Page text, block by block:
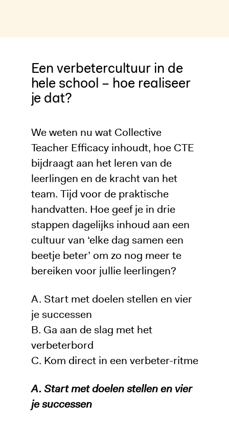
Een verbetercultuur in de
hele school – hoe realiseer
je dat?
We weten nu wat Collective
Teacher Efficacy inhoudt, hoe CTE
bijdraagt aan het leren van de
leerlingen en de kracht van het
team. Tijd voor de praktische
handvatten. Hoe geef je in drie
stappen dagelijks inhoud aan een
cultuur van ‘elke dag samen een
beetje beter’ om zo nog meer te
bereiken voor jullie leerlingen?
A. Start met doelen stellen en vier
je successen
B. Ga aan de slag met het
verbeterbord
C. Kom direct in een verbeter-ritme
A. Start met doelen stellen en vier
je successen